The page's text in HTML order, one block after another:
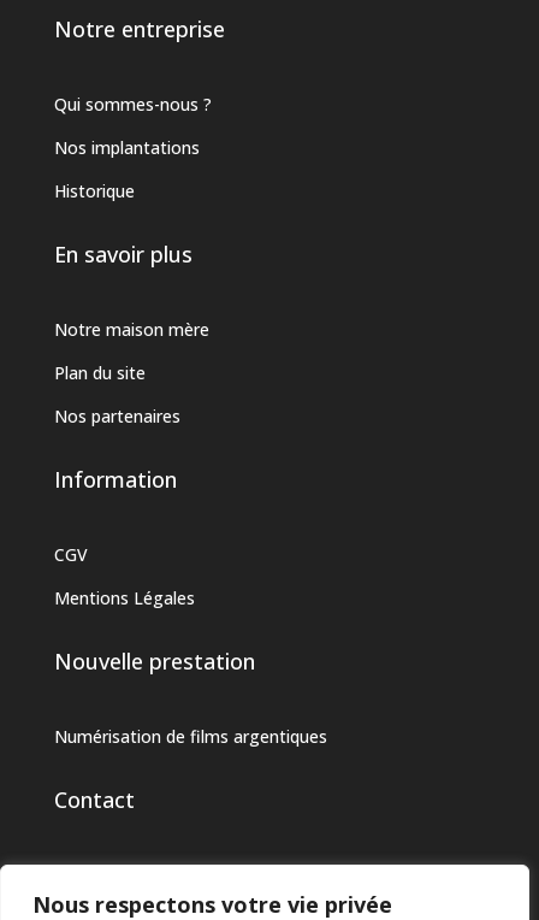
Nous respectons votre vie privée
Notre entreprise
Qui sommes-nous ?
Nos implantations
Historique
En savoir plus
Notre maison mère
Plan du site
Nos partenaires
Information
CGV
Mentions Légales
Nouvelle prestation
Numérisation de films argentiques
Contact